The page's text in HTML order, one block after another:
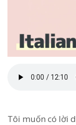
Tôi muốn có lời